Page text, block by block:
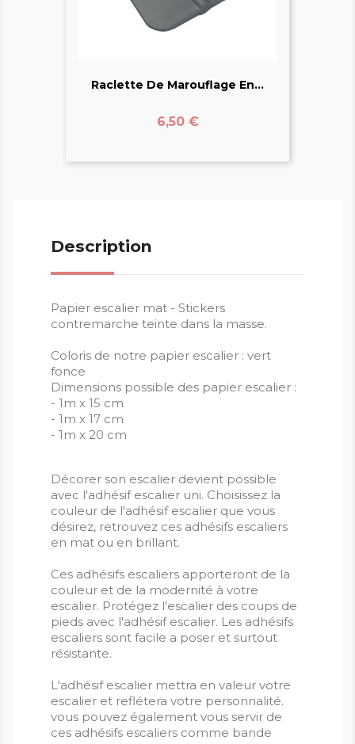
Raclette De Marouflage En...
Prix
6,50 €
Description
Papier escalier mat - Stickers
contremarche teinte dans la masse.
Coloris de notre papier escalier : vert
fonce
Dimensions possible des papier escalier :
- 1m x 15 cm
- 1m x 17 cm
- 1m x 20 cm
Décorer son escalier devient possible
avec l'adhésif escalier uni. Choisissez la
couleur de l'adhésif escalier que vous
désirez, retrouvez ces adhésifs escaliers
en mat ou en brillant.
Ces adhésifs escaliers apporteront de la
couleur et de la modernité à votre
escalier. Protégez l'escalier des coups de
pieds avec l'adhésif escalier. Les adhésifs
escaliers sont facile a poser et surtout
résistante.
L'adhésif escalier mettra en valeur votre
escalier et reflétera votre personnalité.
vous pouvez également vous servir de
ces adhésifs escaliers comme bande